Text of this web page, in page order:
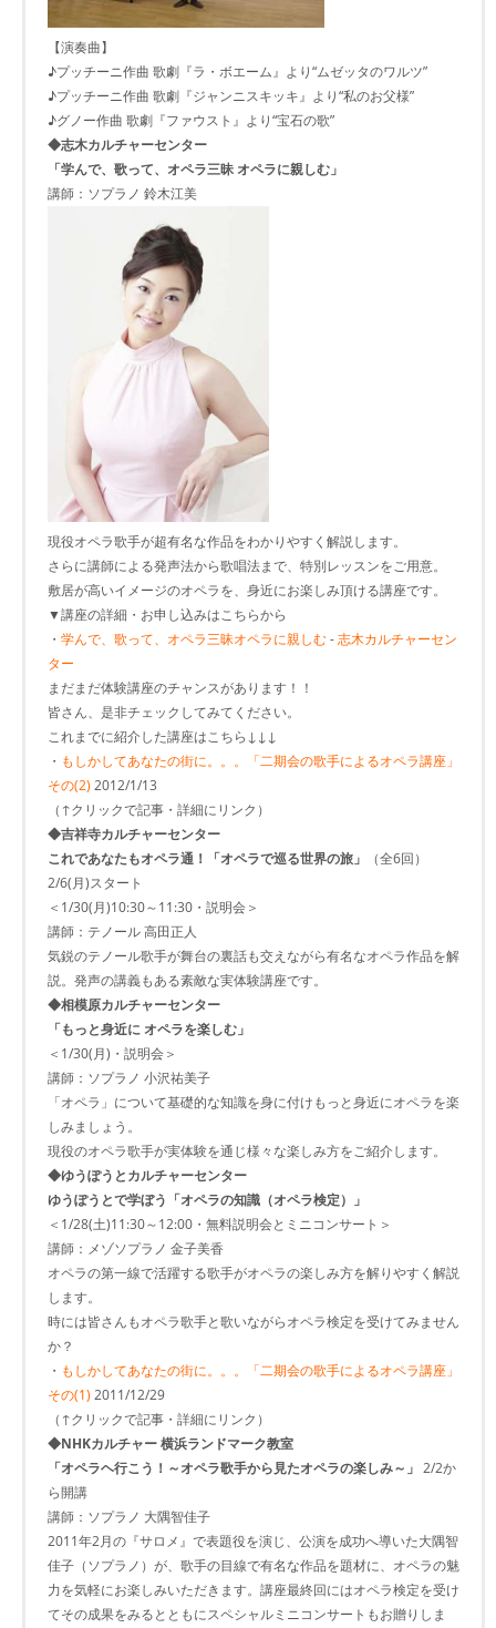
【演奏曲】
♪プッチーニ作曲 歌劇『ラ・ボエーム』より“ムゼッタのワルツ”
♪プッチーニ作曲 歌劇『ジャンニスキッキ』より“私のお父様”
♪グノー作曲 歌劇『ファウスト』より“宝石の歌”
◆志木カルチャーセンター
「学んで、歌って、オペラ三昧 オペラに親しむ」
講師：ソプラノ 鈴木江美
現役オペラ歌手が超有名な作品をわかりやすく解説します。
さらに講師による発声法から歌唱法まで、特別レッスンをご用意。
敷居が高いイメージのオペラを、身近にお楽しみ頂ける講座です。
▼講座の詳細・お申し込みはこちらから
・ 学んで、歌って、オペラ三昧オペラに親しむ-志木カルチャーセン
ター
まだまだ体験講座のチャンスがあります！！
皆さん、是非チェックしてみてください。
これまでに紹介した講座はこちら↓↓↓
・ もしかしてあなたの街​に。。。「二期会の歌​手によるオペラ講座」
その(2) 2012/1/13
（↑クリックで記事・詳細にリンク）
◆吉祥寺カルチャーセンター
これであなたもオペラ通！「オペラで巡る世界の旅」
（全6回）
2/6(月)スタート
＜1/30(月)10:30～11:30・説明会＞
講師：テノール 高田正人
気鋭のテノール歌手が舞台の裏話も交えながら有名なオペラ作品を解
説。発声の講義もある素敵な実体験講座です。
◆相模原カルチャーセンター
「もっと身近に オペラを楽しむ」
＜1/30(月)・説明会＞
講師：ソプラノ 小沢祐美子
「オペラ」について基礎的な知識を身に付けもっと身近にオペラを楽
しみましょう。
現役のオペラ歌手が実体験を通じ様々な楽しみ方をご紹介します。
◆ゆうぽうとカルチャーセンター
ゆうぽうとで学ぼう「オペラの知識（オペラ検定）」
＜1/28(土)11:30～12:00・無料説明会とミニコンサート＞
講師：メゾソプラノ 金子美香
オペラの第一線で活躍する歌手がオペラの楽しみ方を解りやすく解説
します。
時には皆さんもオペラ歌手と歌いながらオペラ検定を受けてみません
か？
・ もしかしてあなたの街​に。。。「二期会の歌​手によるオペラ講座」
その(1) 2011/12/29
（↑クリックで記事・詳細にリンク）
◆NHKカルチャー 横浜ランドマーク教室
「オペラヘ行こう！～オペラ歌手から見たオペラの楽しみ～」 2/2か
ら開講
講師：ソプラノ 大隅智佳子
2011年2月の『サロメ』で表題役を演じ、公演を成功へ導いた大隅智
佳子（ソプラノ）が、歌手の目線で有名な作品を題材に、オペラの魅
力を気軽にお楽しみいただきます。講座最終回にはオペラ検定を受け
てその成果をみるとともにスペシャルミニコンサートもお贈りしま